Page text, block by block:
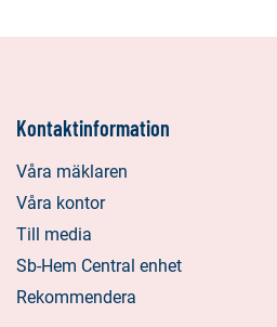
Kontaktinformation
Våra mäklaren
Våra kontor
Till media
Sb-Hem Central enhet
Rekommendera